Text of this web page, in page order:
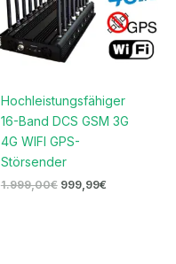
Hochleistungsfähiger
16-Band DCS GSM 3G
4G WIFI GPS-
Störsender
1.999,00€ 999,99€